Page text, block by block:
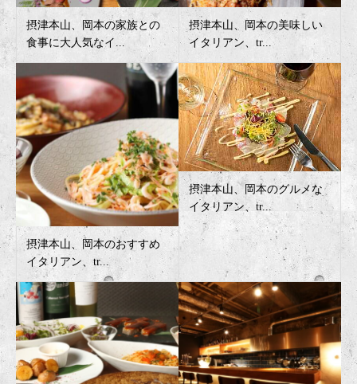
摂津本山、岡本の家族との
食事に大人気なイ...
摂津本山、岡本の美味しい
イタリアン、tr...
摂津本山、岡本のおすすめ
イタリアン、tr...
摂津本山、岡本のグルメな
イタリアン、tr...